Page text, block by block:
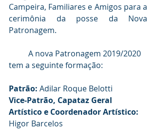
Campeira, Familiares e Amigos para a
cerimônia da posse da Nova
Patronagem.
tem a seguinte formação:
Patrão: Adilar Roque Belotti
Vice-Patrão, Capataz Geral
Artístico e Coordenador Artístico:
Higor Barcelos